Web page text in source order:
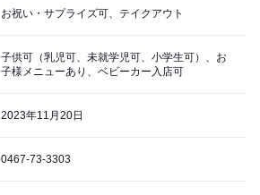
お祝い・サプライズ可、テイクアウト
子供可（乳児可、未就学児可、小学生可）、お
子様メニューあり、ベビーカー入店可
2023年11月20日
0467-73-3303